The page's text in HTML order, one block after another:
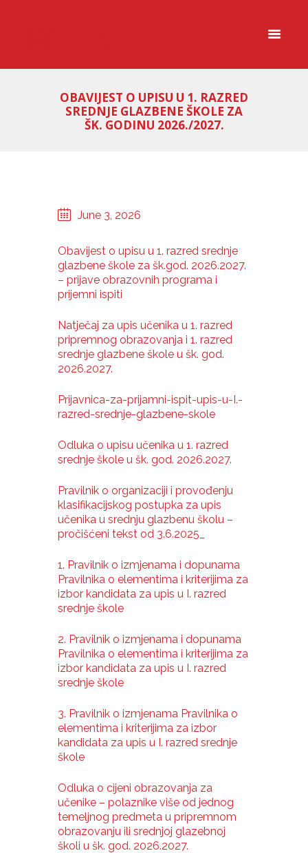
OBAVIJEST O UPISU U 1. RAZRED
SREDNJE GLAZBENE ŠKOLE ZA
ŠK. GODINU 2026./2027.
June 3, 2026
Obavijest o upisu u 1. razred srednje
glazbene škole za šk.god. 2026.2027.
– prijave obrazovnih programa i
prijemni ispiti
Natječaj za upis učenika u 1. razred
pripremnog obrazovanja i 1. razred
srednje glazbene škole u šk. god.
2026.2027.
Prijavnica-za-prijamni-ispit-upis-u-I.-
razred-srednje-glazbene-skole
Odluka o upisu učenika u 1. razred
srednje škole u šk. god. 2026.2027.
Pravilnik o organizaciji i provođenju
klasifikacijskog postupka za upis
učenika u srednju glazbenu školu –
pročišćeni tekst od 3.6.2025_
1. Pravilnik o izmjenama i dopunama
Pravilnika o elementima i kriterijima za
izbor kandidata za upis u I. razred
srednje škole
2. Pravilnik o izmjenama i dopunama
Pravilnika o elementima i kriterijima za
izbor kandidata za upis u I. razred
srednje škole
3. Pravilnik o izmjenama Pravilnika o
elementima i kriterijima za izbor
kandidata za upis u I. razred srednje
škole
Odluka o cijeni obrazovanja za
učenike – polaznike više od jednog
temeljnog predmeta u pripremnom
obrazovanju ili srednjoj glazebnoj
školi u šk. god. 2026.2027.